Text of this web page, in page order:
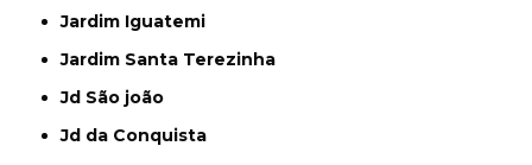
Jardim Iguatemi
Jardim Santa Terezinha
Jd São joão
Jd da Conquista